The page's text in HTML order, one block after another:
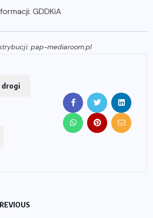
GDDKiA
pap-mediaroom.pl
drogi